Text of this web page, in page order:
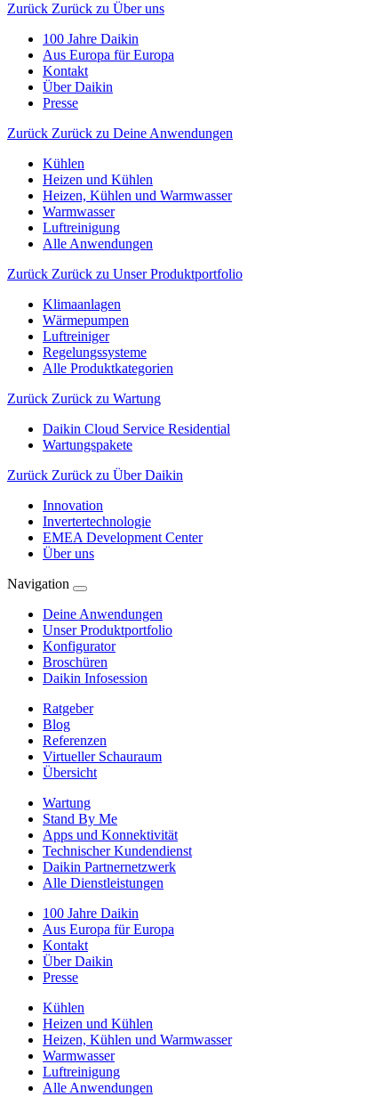
Zurück Zurück zu Über uns
100 Jahre Daikin
Aus Europa für Europa
Kontakt
Über Daikin
Presse
Zurück Zurück zu Deine Anwendungen
Kühlen
Heizen und Kühlen
Heizen, Kühlen und Warmwasser
Warmwasser
Luftreinigung
Alle Anwendungen
Zurück Zurück zu Unser Produktportfolio
Klimaanlagen
Wärmepumpen
Luftreiniger
Regelungssysteme
Alle Produktkategorien
Zurück Zurück zu Wartung
Daikin Cloud Service Residential
Wartungspakete
Zurück Zurück zu Über Daikin
Innovation
Invertertechnologie
EMEA Development Center
Über uns
Navigation
Deine Anwendungen
Unser Produktportfolio
Konfigurator
Broschüren
Daikin Infosession
Ratgeber
Blog
Referenzen
Virtueller Schauraum
Übersicht
Wartung
Stand By Me
Apps und Konnektivität
Technischer Kundendienst
Daikin Partnernetzwerk
Alle Dienstleistungen
100 Jahre Daikin
Aus Europa für Europa
Kontakt
Über Daikin
Presse
Kühlen
Heizen und Kühlen
Heizen, Kühlen und Warmwasser
Warmwasser
Luftreinigung
Alle Anwendungen